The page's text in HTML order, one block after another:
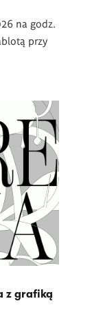
na godz.
przy
z grafiką